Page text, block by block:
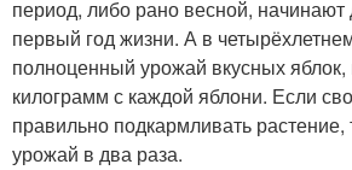
период, либо рано весной, начинают
первый год жизни. А в
полноценный урожай вкусных
килограмм с каждой яблони. Если
правильно подкармливать
урожай в два раза.